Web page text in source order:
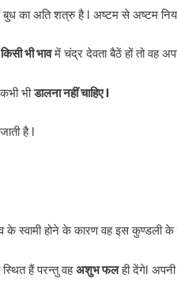
बुध का अति शत्रु है l अष्टम से अष्टम
किसी भी भावमें चंद्र देवता बैठें हों तो वह
भीडालना नहीं चाहिए l
है l
के स्वामी होने के कारण वह इस कुण्डली के
हैं परन्तु वहअशुभ फलही देंगेl